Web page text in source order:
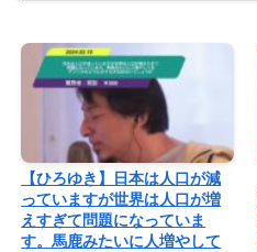
【ひろゆき】日本は人口が減
っていますが世界は人口が増
えすぎて問題になっていま
す。馬鹿みたいに人増やして